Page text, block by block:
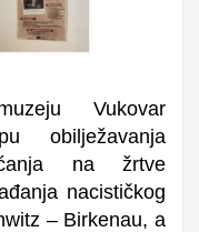
Vukovar
obilježavanja
na žrtve
nacističkog
– Birkenau, a